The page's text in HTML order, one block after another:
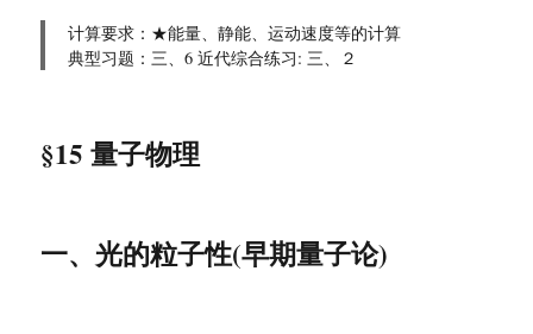
计算要求：★能量、静能、运动速度等的计算
典型习题：三、6 近代综合练习: 三、２
§15 量子物理
一、光的粒子性(早期量子论)